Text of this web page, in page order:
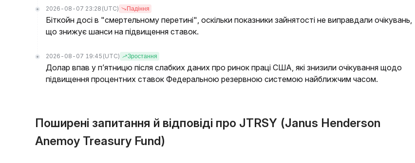
2026-08-07 23:28 (UTC) Падіння
Біткойн досі в "смертельному перетині", оскільки показники зайнятості не виправдали очікувань,
що знижує шанси на підвищення ставок.
2026-08-07 19:45 (UTC) Зростання
Долар впав у п’ятницю після слабких даних про ринок праці США, які знизили очікування щодо
підвищення процентних ставок Федеральною резервною системою найближчим часом.
Поширені запитання й відповіді про JTRSY (Janus Henderson
Anemoy Treasury Fund)